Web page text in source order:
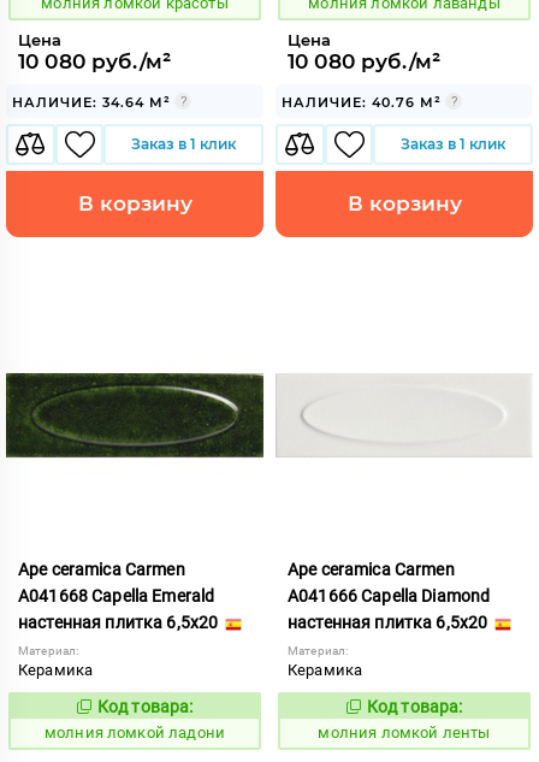
Цена
10 080 руб./м²
НАЛИЧИЕ: 34.64 М²
Заказ в 1 клик
В корзину
Цена
10 080 руб./м²
НАЛИЧИЕ: 40.76 М²
Заказ в 1 клик
В корзину
Ape ceramica Carmen
A041668 Capella Emerald
настенная плитка 6,5x20
Материал:
Керамика
Код:
1006042
Код товара:
молния ломкой ладони
Ape ceramica Carmen
A041666 Capella Diamond
настенная плитка 6,5x20
Материал:
Керамика
Код:
1006043
Код товара:
молния ломкой ленты